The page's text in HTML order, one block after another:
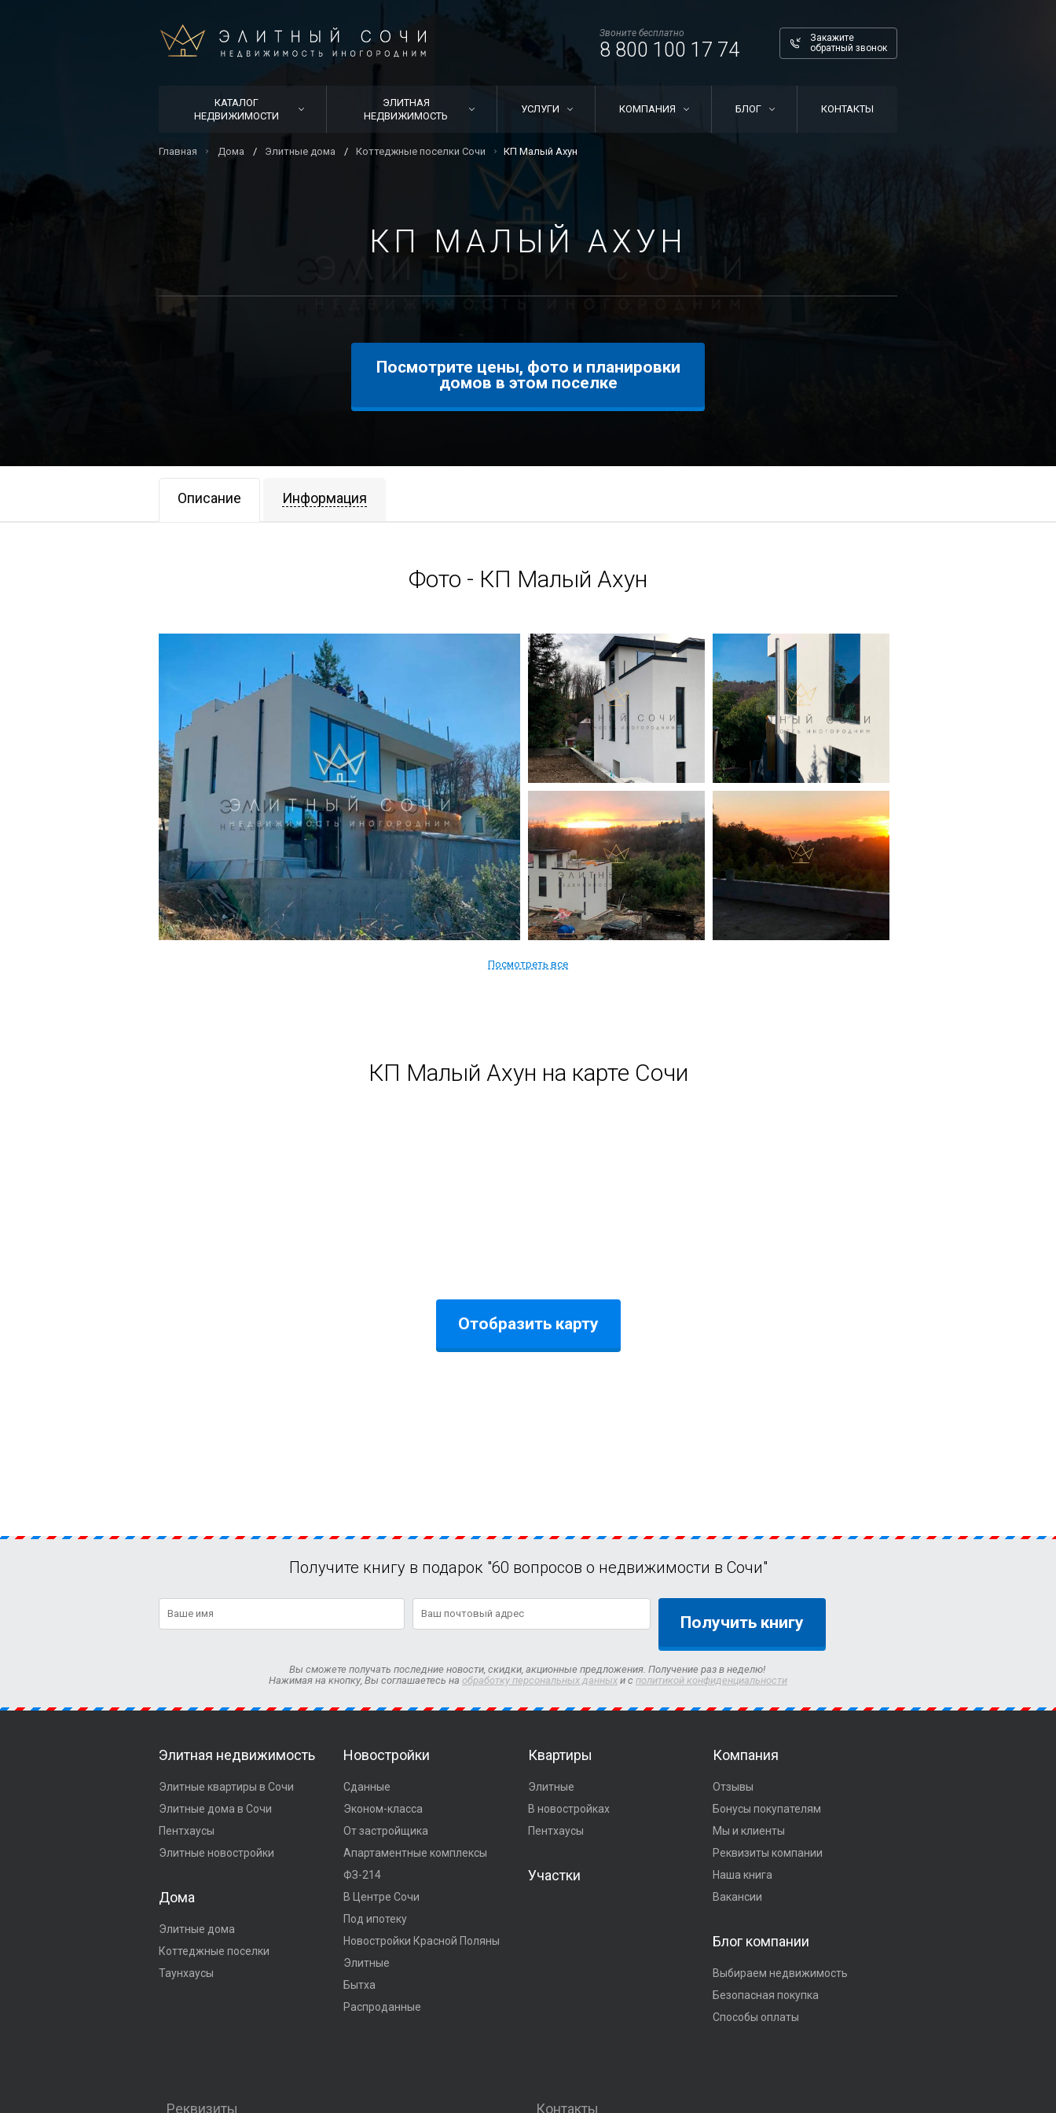
Звоните бесплатно
8 800 100 17 74
Закажите
обратный звонок
КАТАЛОГ
НЕДВИЖИМОСТИ
ЭЛИТНАЯ
НЕДВИЖИМОСТЬ
УСЛУГИ КОМПАНИЯ БЛОГ КОНТАКТЫ
Главная Дома Элитные дома Коттеджные поселки Сочи КП Малый Ахун
КП МАЛЫЙ АХУН
Посмотрите цены, фото и планировки
домов в этом поселке
Описание Информация
Фото - КП Малый Ахун
Посмотреть все
КП Малый Ахун на карте Сочи
Отобразить карту
Получите книгу в подарок "60 вопросов о недвижимости в Сочи"
Получить книгу
Вы сможете получать последние новости, скидки, акционные предложения. Получение раз в неделю!
Нажимая на кнопку, Вы соглашаетесь на обработку персональных данных и с политикой конфиденциальности
Элитная недвижимость
Элитные квартиры в Сочи
Элитные дома в Сочи
Пентхаусы
Элитные новостройки
Дома
Элитные дома
Коттеджные поселки
Таунхаусы
Новостройки
Сданные
Эконом-класса
От застройщика
Апартаментные комплексы
ФЗ-214
В Центре Сочи
Под ипотеку
Новостройки Красной Поляны
Элитные
Бытха
Распроданные
Квартиры
Элитные
В новостройках
Пентхаусы
Участки
Компания
Отзывы
Бонусы покупателям
Мы и клиенты
Реквизиты компании
Наша книга
Вакансии
Блог компании
Выбираем недвижимость
Безопасная покупка
Способы оплаты
Реквизиты Контакты